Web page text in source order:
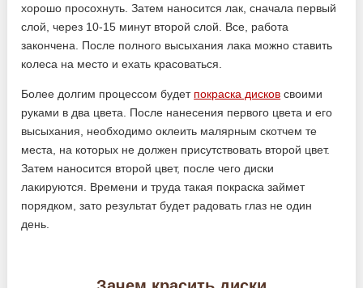
хорошо просохнуть. Затем наносится лак, сначала первый
слой, через 10-15 минут второй слой. Все, работа
закончена. После полного высыхания лака можно ставить
колеса на место и ехать красоваться.
Более долгим процессом будет покраска дисков своими
руками в два цвета. После нанесения первого цвета и его
высыхания, необходимо оклеить малярным скотчем те
места, на которых не должен присутствовать второй цвет.
Затем наносится второй цвет, после чего диски
лакируются. Времени и труда такая покраска займет
порядком, зато результат будет радовать глаз не один
день.